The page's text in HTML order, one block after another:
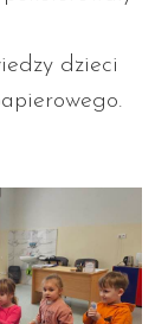
dzieci